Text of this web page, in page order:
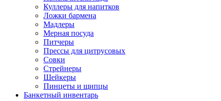
Куллеры для напитков
Ложки бармена
Мадлеры
Мерная посуда
Питчеры
Прессы для цитрусовых
Совки
Стрейнеры
Шейкеры
Пинцеты и щипцы
Банкетный инвентарь